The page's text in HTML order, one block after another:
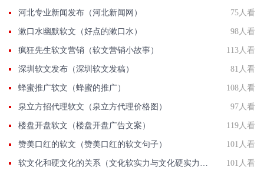
河北专业新闻发布（河北新闻网） 75人看
漱口水幽默软文（好点的漱口水） 98人看
疯狂先生软文营销（软文营销小故事） 113人看
深圳软文发布（深圳软文发稿） 81人看
蜂蜜推广软文（蜂蜜的推广） 108人看
泉立方招代理软文（泉立方代理价格图） 97人看
楼盘开盘软文（楼盘开盘广告文案） 119人看
赞美口红的软文（赞美口红的软文句子） 101人看
软文化和硬文化的关系（文化软实力与文化硬实力的相互关系） 101人看